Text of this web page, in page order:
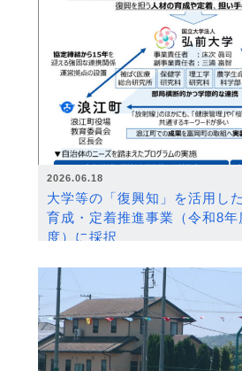
2026.06.18
大学等の「復興知」を活用し
育成・定着推進事業（令和8
度）に採択